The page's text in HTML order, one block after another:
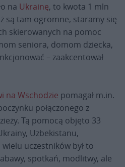
na Ukrainę, to kwota 1 mln
są tam ogromne, staramy się
skierowanych na pomoc
seniora, domom dziecka,
– zaakcentował
na Wschodzie pomagał m.in.
połączonego z
Tą pomocą objęto 33
Uzbekistanu,
uczestników był to
spotkań, modlitwy, ale